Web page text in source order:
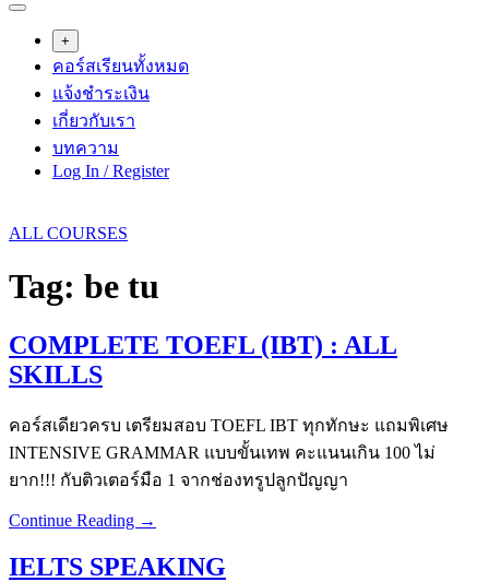
+
คอร์สเรียนทั้งหมด
แจ้งชำระเงิน
เกี่ยวกับเรา
บทความ
Log In / Register
ALL COURSES
Tag: be tu
COMPLETE TOEFL (IBT) : ALL
SKILLS
คอร์สเดียวครบ เตรียมสอบ TOEFL IBT ทุกทักษะ แถมพิเศษ
INTENSIVE GRAMMAR แบบขั้นเทพ คะแนนเกิน 100 ไม่
ยาก!!! กับติวเตอร์มือ 1 จากช่องทรูปลูกปัญญา
Continue Reading →
IELTS SPEAKING